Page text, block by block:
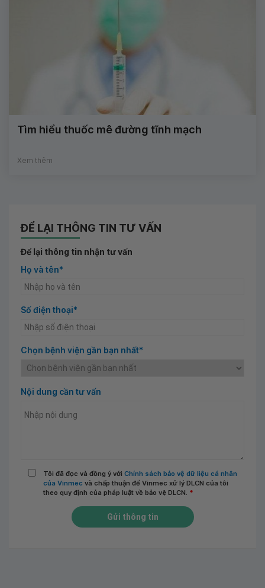
Tìm hiểu thuốc mê đường tĩnh mạch
Xem thêm
ĐỂ LẠI THÔNG TIN TƯ VẤN
Để lại thông tin nhận tư vấn
Họ và tên*
Số điện thoại*
Chọn bệnh viện gần bạn nhất*
Nội dung cần tư vấn
Tôi đã đọc và đồng ý với Chính sách bảo vệ dữ liệu cá nhân
của Vinmec và chấp thuận để Vinmec xử lý DLCN của tôi
theo quy định của pháp luật về bảo vệ DLCN. *
Gửi thông tin